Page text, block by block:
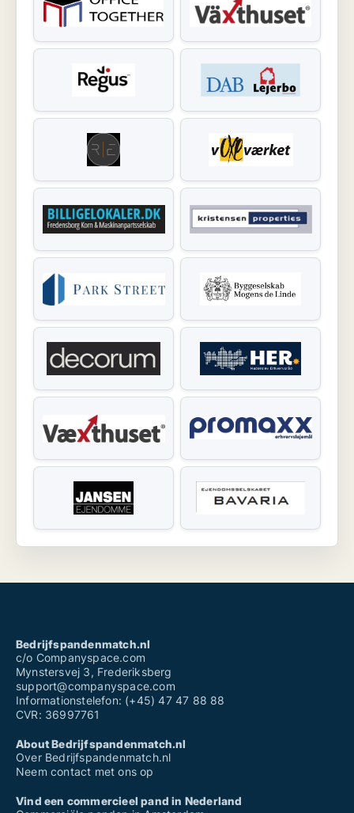
Bedrijfspandenmatch.nl
c/o Companyspace.com
Mynstersvej 3, Frederiksberg
support@companyspace.com
Informationstelefon: (+45) 47 47 88 88
CVR: 36997761
About Bedrijfspandenmatch.nl
Over Bedrijfspandenmatch.nl
Neem contact met ons op
Vind een commercieel pand in Nederland